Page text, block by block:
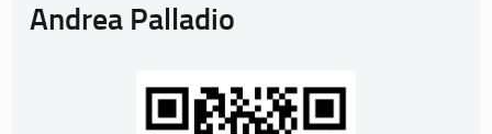
Andrea Palladio